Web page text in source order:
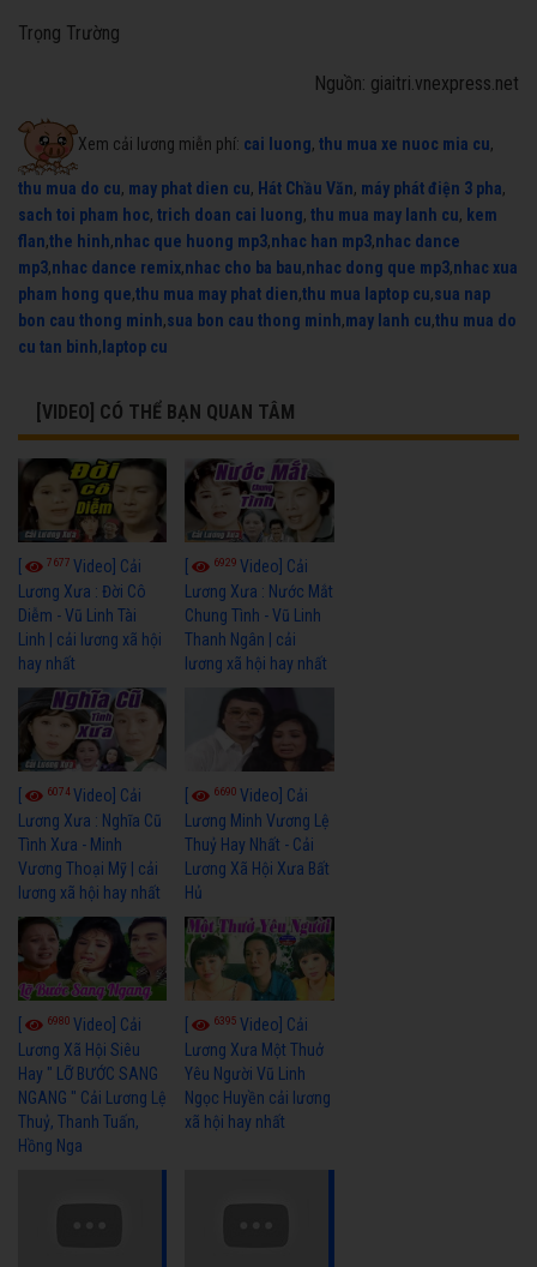
Trọng Trường
Nguồn: giaitri.vnexpress.net
Xem cải lương miễn phí: cai luong, thu mua xe nuoc mia cu,
thu mua do cu, may phat dien cu, Hát Chầu Văn, máy phát điện 3 pha,
sach toi pham hoc, trich doan cai luong, thu mua may lanh cu, kem
flan,the hinh,nhac que huong mp3,nhac han mp3,nhac dance
mp3,nhac dance remix,nhac cho ba bau,nhac dong que mp3,nhac xua
pham hong que,thu mua may phat dien,thu mua laptop cu,sua nap
bon cau thong minh,sua bon cau thong minh,may lanh cu,thu mua do
cu tan binh, laptop cu
[VIDEO] CÓ THỂ BẠN QUAN TÂM
7677 Video] Cải
Lương Xưa : Đời Cô
Diễm - Vũ Linh Tài
Linh | cải lương xã hội
hay nhất
6929Video] Cải
Lương Xưa : Nước Mắt
Chung Tình - Vũ Linh
Thanh Ngân | cải
lương xã hội hay nhất
6074Video] Cải
Lương Xưa : Nghĩa Cũ
Tình Xưa - Minh
Vương Thoại Mỹ | cải
lương xã hội hay nhất
6690Video] Cải
Lương Minh Vương Lệ
Thuỷ Hay Nhất - Cải
Lương Xã Hội Xưa Bất
Hủ
6980 Video] Cải
Lương Xã Hội Siêu
Hay " LỠ BƯỚC SANG
NGANG " Cải Lương Lệ
Thuỷ, Thanh Tuấn,
Hồng Nga
6395Video] Cải
Lương Xưa Một Thuở
Yêu Người Vũ Linh
Ngọc Huyền cải lương
xã hội hay nhất